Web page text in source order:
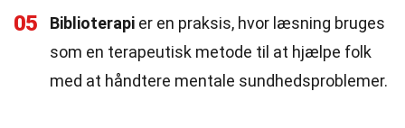
05 Biblioterapi er en praksis, hvor læsning bruges
som en terapeutisk metode til at hjælpe folk
med at håndtere mentale sundhedsproblemer.